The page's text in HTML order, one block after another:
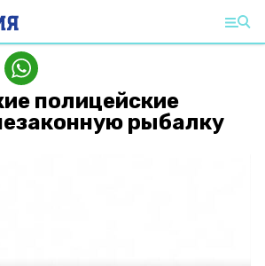
полицейские
рыбалку